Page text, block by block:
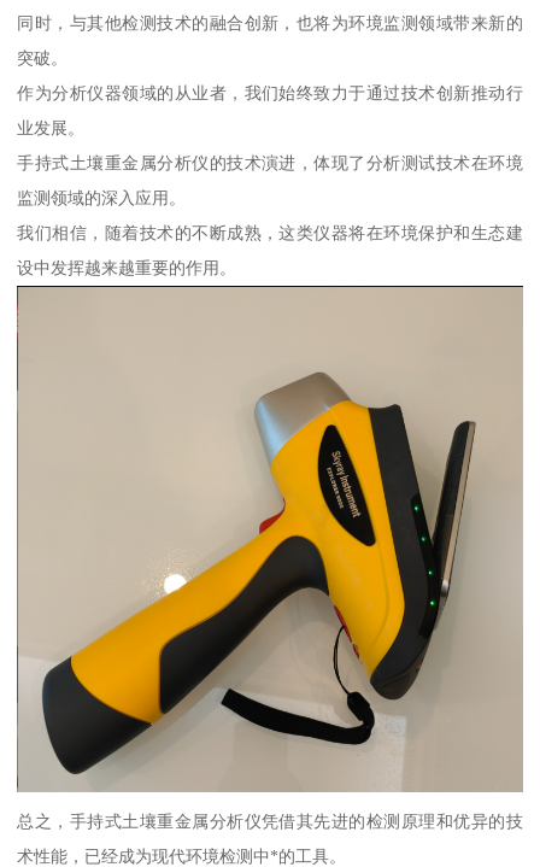
同时，与其他检测技术的融合创新，也将为环境监测领域带来新的
突破。
作为分析仪器领域的从业者，我们始终致力于通过技术创新推动行
业发展。
手持式土壤重金属分析仪的技术演进，体现了分析测试技术在环境
监测领域的深入应用。
我们相信，随着技术的不断成熟，这类仪器将在环境保护和生态建
设中发挥越来越重要的作用。
总之，手持式土壤重金属分析仪凭借其先进的检测原理和优异的技
术性能，已经成为现代环境检测中*的工具。